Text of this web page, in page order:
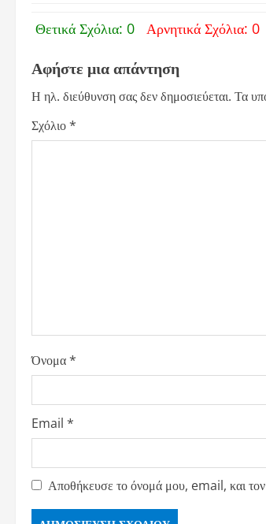
Θετικά Σχόλια: 0 Αρνητικά Σχόλια: 0
Αφήστε μια απάντηση
Η ηλ. διεύθυνση σας δεν δημοσιεύεται. Τα
Σχόλιο*
Όνομα*
Email *
Αποθήκευσε το όνομά μου, email, και τον